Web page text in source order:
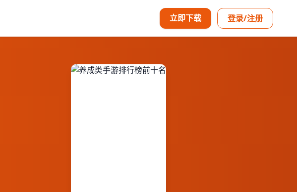
立即下载 登录/注册